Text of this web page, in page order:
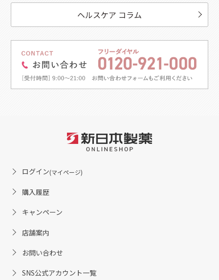
ヘルスケア コラム
ログイン(マイページ)
購入履歴
キャンペーン
店舗案内
お問い合わせ
SNS公式アカウント一覧